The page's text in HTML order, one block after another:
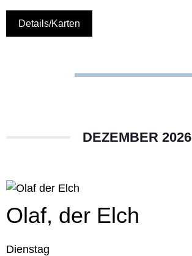
Details/Karten
DEZEMBER 2026
Olaf, der Elch
Dienstag